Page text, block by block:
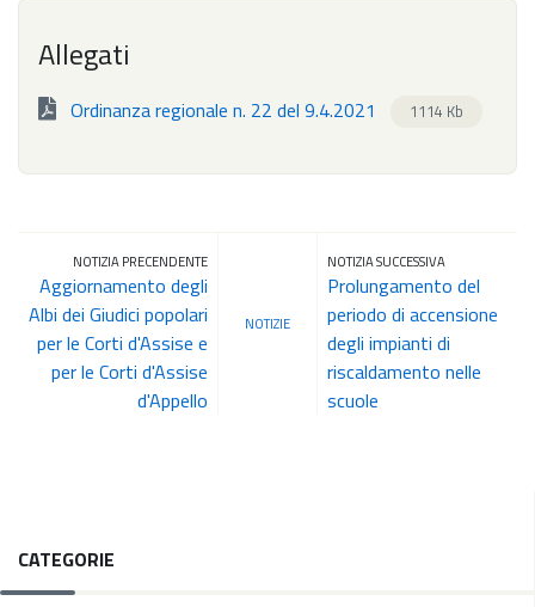
Allegati
Ordinanza regionale n. 22 del 9.4.2021 1114 Kb
NOTIZIA PRECENDENTE
Aggiornamento degli
Albi dei Giudici popolari
per le Corti d'Assise e
per le Corti d'Assise
d'Appello
NOTIZIE
NOTIZIA SUCCESSIVA
Prolungamento del
periodo di accensione
degli impianti di
riscaldamento nelle
scuole
CATEGORIE